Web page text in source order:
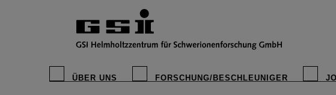
ÜBER UNS FORSCHUNG/BESCHLEUNIGER